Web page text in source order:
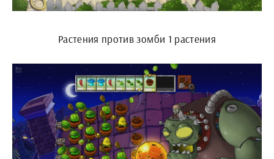
Растения против зомби 1 растения